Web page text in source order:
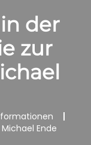
der
zur
Ende